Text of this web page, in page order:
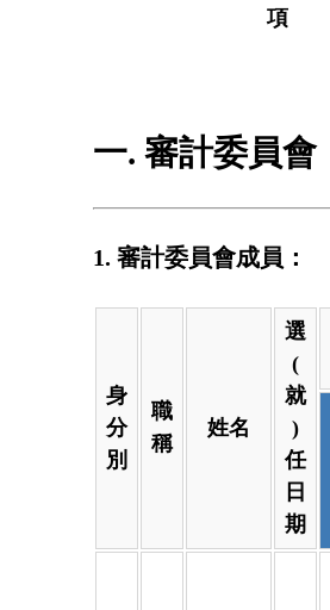
項
一. 審計委員會
1. 審計委員會成員：
身
分
別
職
稱
姓名
選
(
就
)
任
日
期